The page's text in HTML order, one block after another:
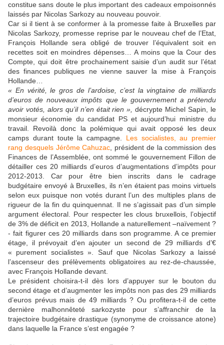
constitue sans doute le plus important des cadeaux empoisonnés
laissés par Nicolas Sarkozy au nouveau pouvoir.
Car si il tient à se conformer à la promesse faite à Bruxelles par
Nicolas Sarkozy, promesse reprise par le nouveau chef de l’Etat,
François Hollande sera obligé de trouver l’équivalent soit en
recettes soit en moindres dépenses… A moins que la Cour des
Compte, qui doit être prochainement saisie d’un audit sur l’état
des finances publiques ne vienne sauver la mise à François
Hollande…
« En vérité, le gros de l’ardoise, c’est la vingtaine de milliards
d’euros de nouveaux impôts que le gouvernement a prétendu
avoir votés, alors qu’il n’en était rien », décrypte Michel Sapin, le
monsieur économie du candidat PS et aujourd’hui ministre du
travail. Revoilà donc la polémique qui avait opposé les deux
camps durant toute la campagne. Les socialistes, au premier
rang desquels Jérôme Cahuzac , président de la commission des
Finances de l’Assemblée, ont sommé le gouvernement Fillon de
détailler ces 20 milliards d’euros d’augmentations d’impôts pour
2012-2013. Car pour être bien inscrits dans le cadrage
budgétaire envoyé à Bruxelles, ils n’en étaient pas moins virtuels
selon eux puisque non votés durant l’un des multiples plans de
rigueur de la fin du quinquennat. Il ne s’agissait pas d’un simple
argument électoral. Pour respecter les clous bruxellois, l’objectif
de 3% de déficit en 2013, Hollande a naturellement –naïvement ?
- fait figurer ces 20 milliards dans son programme. A ce premier
étage, il prévoyait d’en ajouter un second de 29 milliards d’€
« purement socialistes ». Sauf que Nicolas Sarkozy a laissé
l’ascenseur des prélèvements obligatoires au rez-de-chaussée,
avec François Hollande devant.
Le président choisira-t-il dès lors d’appuyer sur le bouton du
second étage et d’augmenter les impôts non pas des 29 milliards
d’euros prévus mais de 49 milliards ? Ou profitera-t-il de cette
dernière malhonnêteté sarkozyste pour s’affranchir de la
trajectoire budgétaire drastique (synonyme de croissance atone)
dans laquelle la France s’est engagée ?